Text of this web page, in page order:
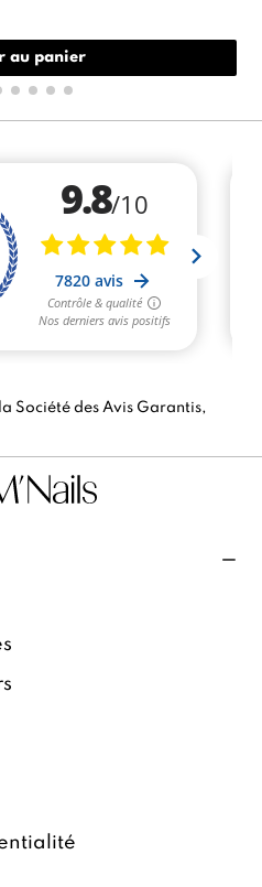
au panier
Société des Avis Garantis,